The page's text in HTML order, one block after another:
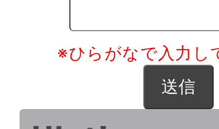
※ひらがなで入力し